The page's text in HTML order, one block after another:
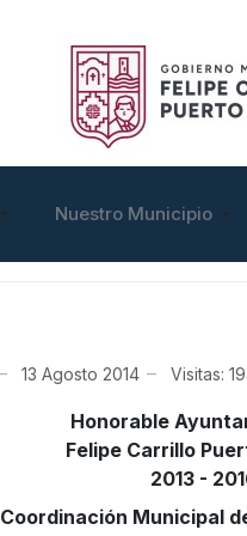
Nuestro Municipio
13 Agosto 2014 Visitas:
Honorable
Felipe Carrillo
2013 -
Coordinación Municipal